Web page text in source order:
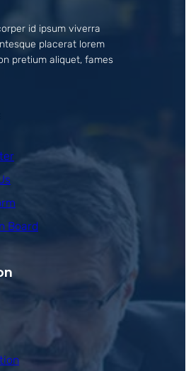
id ipsum viverra
placerat lorem
pretium aliquet, fames
Board